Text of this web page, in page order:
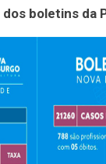
boletins da